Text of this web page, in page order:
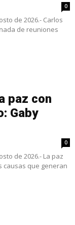
0
de 2026.- Carlos
de reuniones
paz con
Gaby
0
de 2026.- La paz
causas que generan